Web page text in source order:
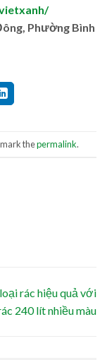
Phường Bình
thepermalink.
rác hiệu quả với
240 lít nhiều màu